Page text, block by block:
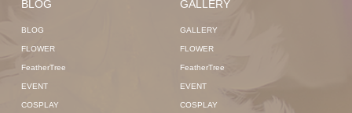
BLOG
BLOG
FLOWER
FeatherTree
EVENT
COSPLAY
GALLERY
GALLERY
FLOWER
FeatherTree
EVENT
COSPLAY